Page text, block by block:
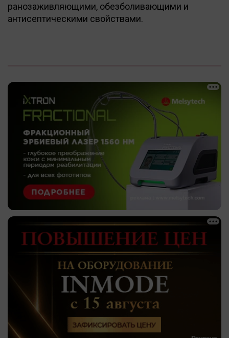
ранозаживляющими, обезболивающими и
антисептическими свойствами.